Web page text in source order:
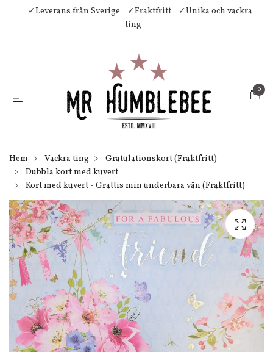
✓Leverans från Sverige ✓Fraktfritt
✓Unika och vackra
ting
0
Hem Vackra ting
Gratulationskort (Fraktfritt)
Dubbla kort med kuvert
Kort med kuvert - Grattis min underbara vän (Fraktfritt)